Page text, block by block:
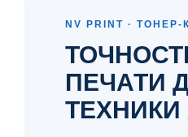
NV PRINT ·
ПЕЧАТИ
ТЕХНИКИ